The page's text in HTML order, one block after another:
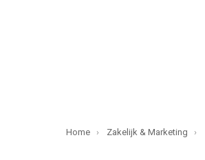
You are here:
Home Zakelijk & Marketing